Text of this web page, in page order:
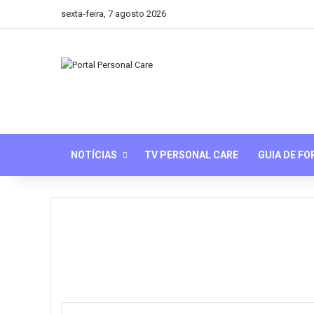
sexta-feira, 7 agosto 2026
NOTÍCIAS TV PERSONAL CARE GUIA DE